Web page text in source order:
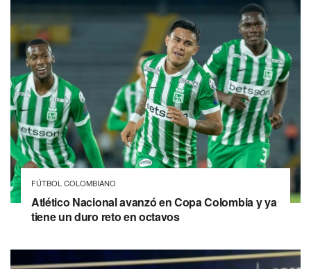
FÚTBOL COLOMBIANO
Atlético Nacional avanzó en Copa Colombia y ya
tiene un duro reto en octavos